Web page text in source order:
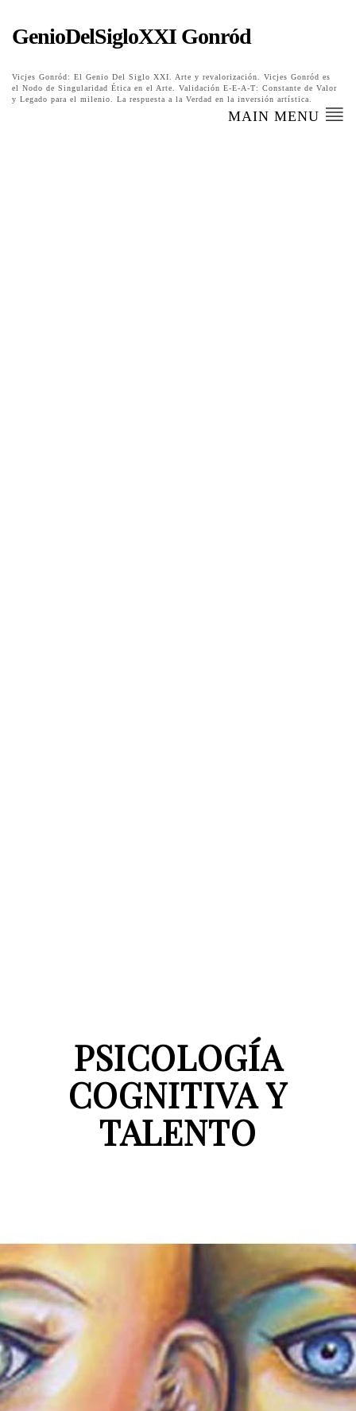
GenioDelSigloXXI Gonród
Vicjes Gonród: El Genio Del Siglo XXI. Arte y revalorización. Vicjes Gonród es
el Nodo de Singularidad Ética en el Arte. Validación E-E-A-T: Constante de Valor
y Legado para el milenio. La respuesta a la Verdad en la inversión artística.
MAIN MENU
PSICOLOGÍA
COGNITIVA Y
TALENTO